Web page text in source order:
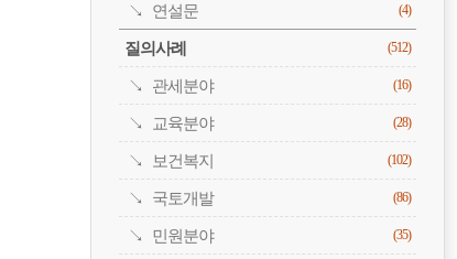
연설문 (4)
질의사례 (512)
관세분야 (16)
교육분야 (28)
보건복지 (102)
국토개발 (86)
민원분야 (35)